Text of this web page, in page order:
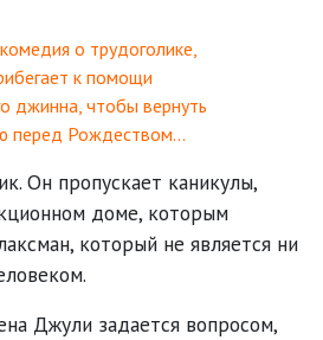
о трудоголике,
к помощи
джинна, чтобы вернуть
перед Рождеством...
Он пропускает каникулы,
доме, которым
который не является ни
Джули задается вопросом,